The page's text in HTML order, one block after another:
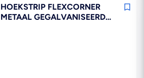
HOEKSTRIP FLEXCORNER
METAAL GEGALVANISEERD